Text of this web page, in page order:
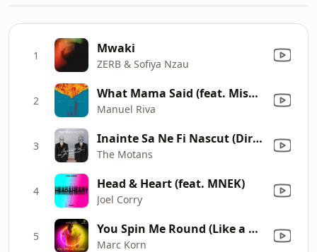
1 Mwaki
ZERB & Sofiya Nzau
2 What Mama Said (feat. Misha Miller) [Chrisser Official Remix]
Manuel Riva
3 Inainte Sa Ne Fi Nascut (Dirty Nano Remix)
The Motans
4 Head & Heart (feat. MNEK)
Joel Corry
5 You Spin Me Round (Like a Record) [Radio Edit]
Marc Korn